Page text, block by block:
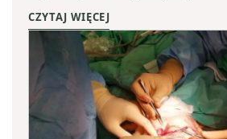
CZYTAJ WIĘCEJ